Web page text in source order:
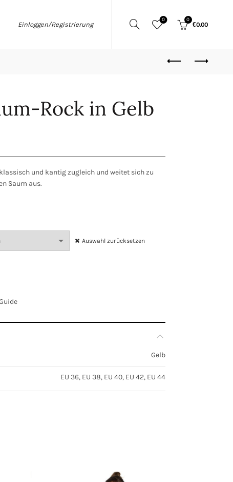
Einloggen/Registrierung
0 0
€0.00
Rock in Gelb
und kantig zugleich und weitet sich zu
Saum aus.
Auswahl zurücksetzen
Gelb
EU 36, EU 38, EU 40, EU 42, EU 44